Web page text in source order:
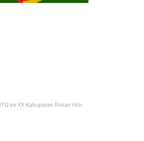
ke XX Kabupaten Rokan Hilir